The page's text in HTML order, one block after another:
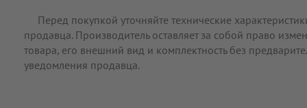
Перед покупкой уточняйте технические
продавца. Производитель оставляет за собой право
товара, его внешний вид и комплектность без
уведомления продавца.